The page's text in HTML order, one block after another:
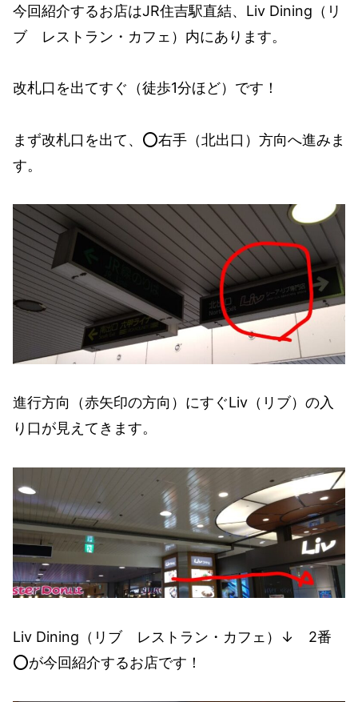
今回紹介するお店はJR住吉駅直結、Liv Dining（リ
ブ レストラン・カフェ）内にあります。
改札口を出てすぐ（徒歩1分ほど）です！
まず改札口を出て、⭕️右手（北出口）方向へ進みま
す。
進行方向（赤矢印の方向）にすぐLiv（リブ）の入
り口が見えてきます。
Liv Dining（リブ レストラン・カフェ）↓ 2番
⭕️が今回紹介するお店です！